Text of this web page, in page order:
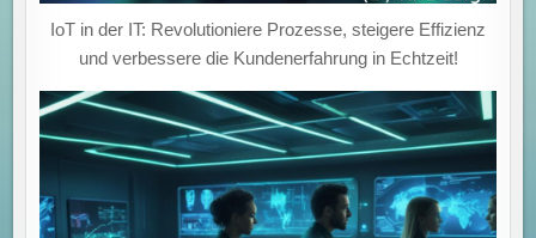
IoT in der IT: Revolutioniere Prozesse, steigere Effizienz
und verbessere die Kundenerfahrung in Echtzeit!